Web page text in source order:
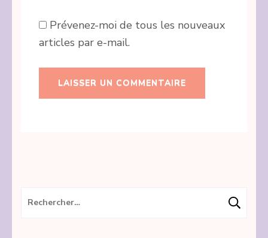
Prévenez-moi de tous les nouveaux
articles par e-mail.
Rechercher :